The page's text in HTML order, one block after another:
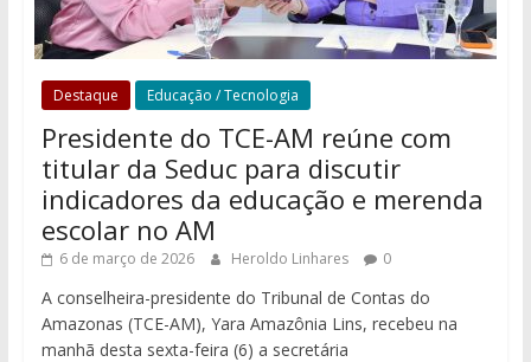
Destaque Educação / Tecnologia
Presidente do TCE-AM reúne com
titular da Seduc para discutir
indicadores da educação e merenda
escolar no AM
6 de março de 2026 Heroldo Linhares 0
A conselheira-presidente do Tribunal de Contas do
Amazonas (TCE-AM), Yara Amazônia Lins, recebeu na
manhã desta sexta-feira (6) a secretária